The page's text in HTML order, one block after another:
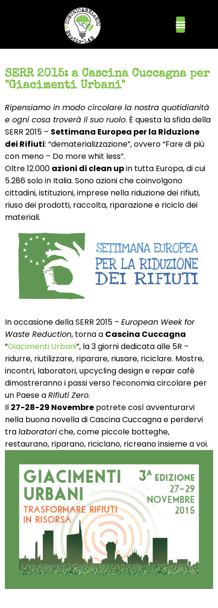
SERR 2015: a Cascina Cuccagna per
"Giacimenti Urbani"
Ripensiamo in modo circolare la nostra quotidianità
e ogni cosa troverà il suo ruolo. È questa la sfida della
SERR 2015 – Settimana Europea per la Riduzione
dei Rifiuti: “dematerializzazione”, ovvero “Fare di più
con meno – Do more whit less”.
Oltre 12.000 azioni di clean upin tutta Europa, di cui
5.286 solo in Italia. Sono azioni che coinvolgono
cittadini, istituzioni, imprese nella riduzione dei rifiuti,
riuso dei prodotti, raccolta, riparazione e riciclo dei
materiali.
In occasione della SERR 2015 – European Week for
Waste Reduction, torna a Cascina Cuccagna
“Giacimenti Urbani”, la 3 giorni dedicata alle 5R –
ridurre, riutilizzare, riparare, riusare, riciclare. Mostre,
incontri, laboratori, upcycling design e repair cafè
dimostreranno i passi verso l’economia circolare per
un Paese aRifiuti Zero.
Il 27-28-29 Novembre potrete così avventurarvi
nella buona novella di Cascina Cuccagna e perdervi
tralaboratoriche, come piccole botteghe,
restaurano, riparano, riciclano, ricreano insieme a voi.